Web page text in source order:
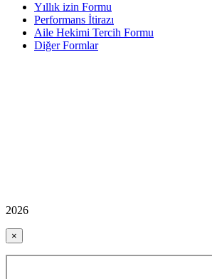
Yıllık izin Formu
Performans İtirazı
Aile Hekimi Tercih Formu
Diğer Formlar
2026
×